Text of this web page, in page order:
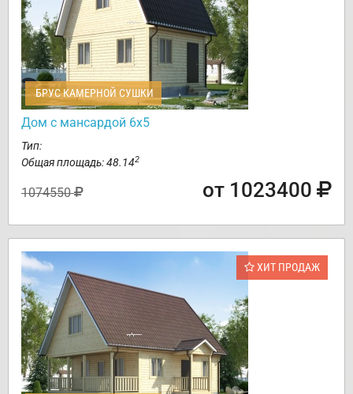
БРУС КАМЕРНОЙ СУШКИ
Дом с мансардой 6х5
Тип:
Общая площадь: 48.142
1074550 от 1023400
ХИТ ПРОДАЖ